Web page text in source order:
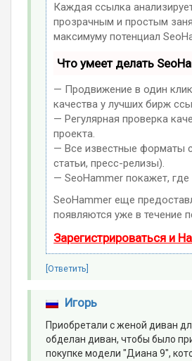
Каждая ссылка
прозрачным и простым
максимуму потенциал
Что умеет делать
— Продвижение в один
качества у лучших бирж
— Регулярная проверка
проекта.
— Все известные форматы
статьи, пресс-релизы).
— SeoHammer покажет,
SeoHammer еще
появляются уже в течение
Зарегистрироваться и
[Ответить]
Игорь
Приобретали с женой диван
обделан диван, чтобы было
покупке модели "Диана 9",